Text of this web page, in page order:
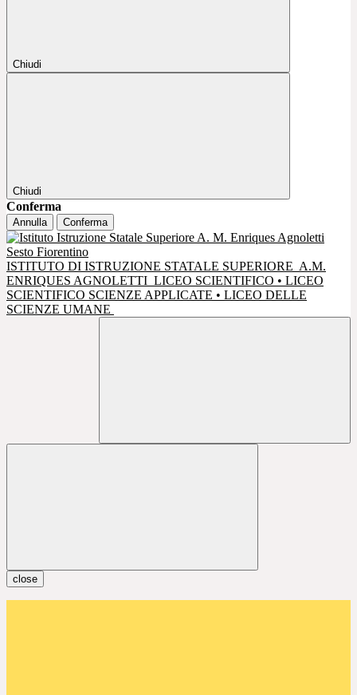
Chiudi
Chiudi
Conferma
Annulla Conferma
ISTITUTO DI ISTRUZIONE STATALE SUPERIORE A.M.
ENRIQUES AGNOLETTI LICEO SCIENTIFICO • LICEO
SCIENTIFICO SCIENZE APPLICATE • LICEO DELLE
SCIENZE UMANE
close